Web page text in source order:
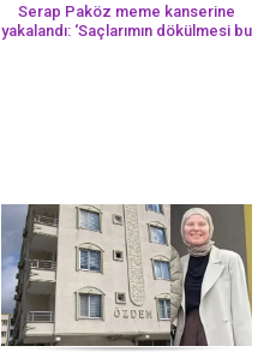
Serap Paköz meme kanserine
yakalandı: ‘Saçlarımın dökülmesi bu